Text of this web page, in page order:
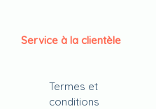
Service à la clientèle
Termes et
conditions